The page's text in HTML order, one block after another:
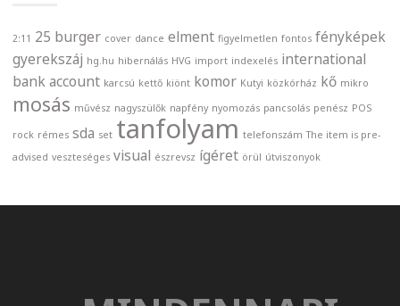
2:11 25 burger cover dance elment figyelmetlen fontos fényképek
gyerekszáj hg.hu hibernálás HVG import indexelés international
bank account karcsú kettő kiönt komor Kutyi közkórház kő mikro
mosás művész nagyszülők napfény nyomozás pancsolás penész POS
rock rémes sda set tanfolyam telefonszám The item is pre-
advised veszteséges visual észrevsz ígéret örül útviszonyok